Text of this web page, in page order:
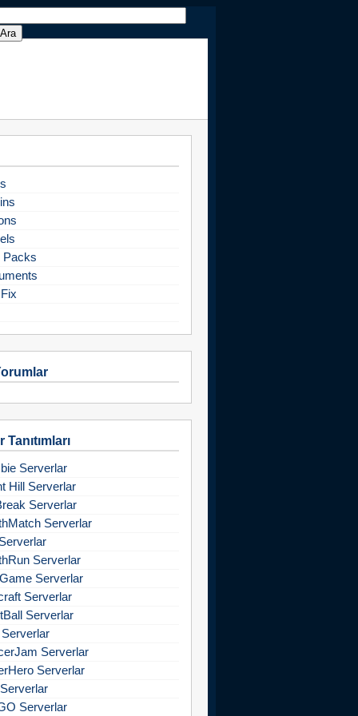
Packs
Tanıtımları
Serverlar
Hill Serverlar
Serverlar
Serverlar
Serverlar
Serverlar
Serverlar
Serverlar
Serverlar
Serverlar
Serverlar